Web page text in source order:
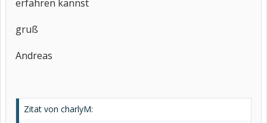
erfahren kannst
gruß
Andreas
Zitat von charlyM: